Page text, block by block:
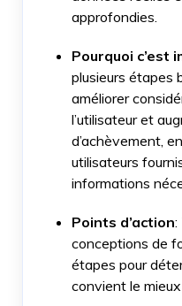
approfondies.
Pourquoi c’est
plusieurs étapes
améliorer
l’utilisateur et
d’achèvement,
utilisateurs
informations
Points d’action:
conceptions de
étapes pour
convient le